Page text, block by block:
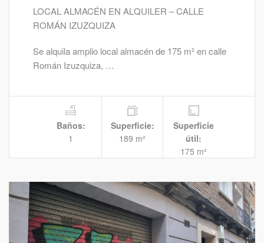
LOCAL ALMACÉN EN ALQUILER – CALLE
ROMÁN IZUZQUIZA
Se alquila amplio local almacén de 175 m² en calle
Román Izuzquiza, …
Baños:
1
Superficie:
189 m²
Superficie
útil:
175 m²